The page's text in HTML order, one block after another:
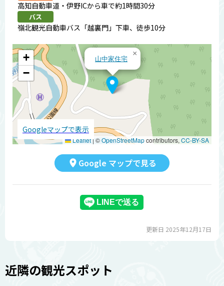
高知自動車道・伊野ICから車で約1時間30分
バス
嶺北観光自動車バス「越裏門」下車、徒歩10分
山中家住宅
×
+
−
Leaflet | ©OpenStreetMapcontributors, CC-BY-SA
Googleマップで表示
Google マップで見る
更新日 2025年12月17日
近隣の観光スポット